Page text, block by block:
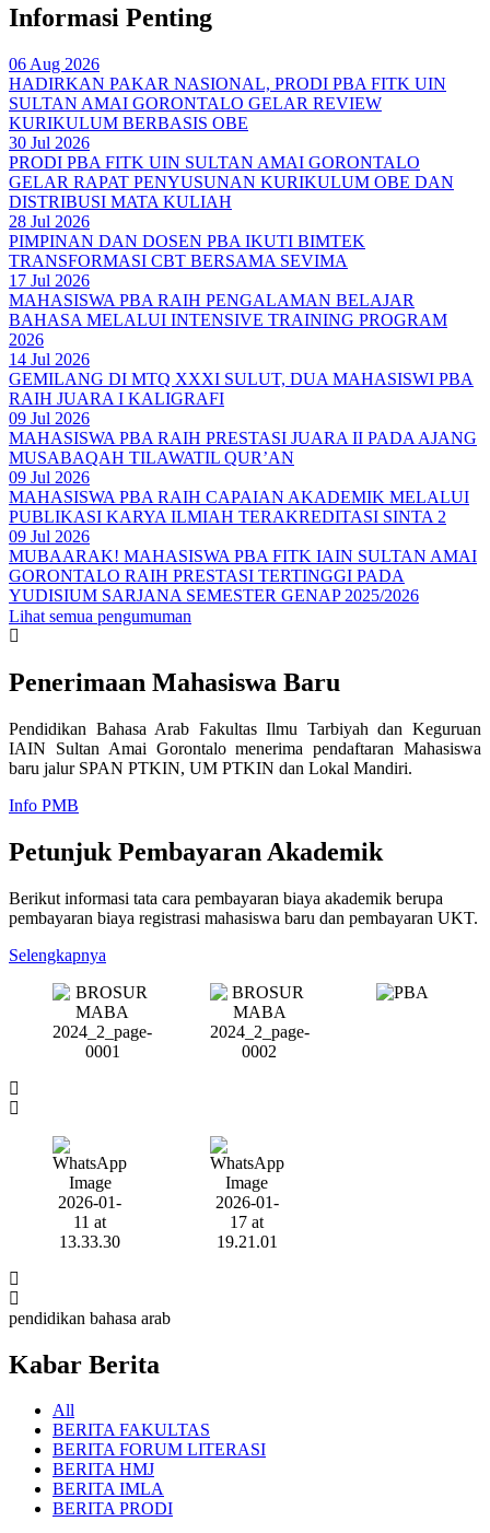
Informasi Penting
06 Aug 2026
HADIRKAN PAKAR NASIONAL, PRODI PBA FITK UIN
SULTAN AMAI GORONTALO GELAR REVIEW
KURIKULUM BERBASIS OBE
30 Jul 2026
PRODI PBA FITK UIN SULTAN AMAI GORONTALO
GELAR RAPAT PENYUSUNAN KURIKULUM OBE DAN
DISTRIBUSI MATA KULIAH
28 Jul 2026
PIMPINAN DAN DOSEN PBA IKUTI BIMTEK
TRANSFORMASI CBT BERSAMA SEVIMA
17 Jul 2026
MAHASISWA PBA RAIH PENGALAMAN BELAJAR
BAHASA MELALUI INTENSIVE TRAINING PROGRAM
2026
14 Jul 2026
GEMILANG DI MTQ XXXI SULUT, DUA MAHASISWI PBA
RAIH JUARA I KALIGRAFI
09 Jul 2026
MAHASISWA PBA RAIH PRESTASI JUARA II PADA AJANG
MUSABAQAH TILAWATIL QUR’AN
09 Jul 2026
MAHASISWA PBA RAIH CAPAIAN AKADEMIK MELALUI
PUBLIKASI KARYA ILMIAH TERAKREDITASI SINTA 2
09 Jul 2026
MUBAARAK! MAHASISWA PBA FITK IAIN SULTAN AMAI
GORONTALO RAIH PRESTASI TERTINGGI PADA
YUDISIUM SARJANA SEMESTER GENAP 2025/2026
Lihat semua pengumuman
Penerimaan Mahasiswa Baru
Pendidikan Bahasa Arab Fakultas Ilmu Tarbiyah dan Keguruan
IAIN Sultan Amai Gorontalo menerima pendaftaran Mahasiswa
baru jalur SPAN PTKIN, UM PTKIN dan Lokal Mandiri.
Info PMB
Petunjuk Pembayaran Akademik
Berikut informasi tata cara pembayaran biaya akademik berupa
pembayaran biaya registrasi mahasiswa baru dan pembayaran UKT.
Selengkapnya
pendidikan bahasa arab
Kabar Berita
All
BERITA FAKULTAS
BERITA FORUM LITERASI
BERITA HMJ
BERITA IMLA
BERITA PRODI